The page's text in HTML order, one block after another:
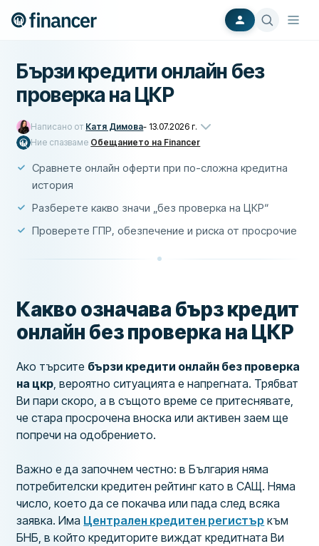
Бързи кредити онлайн без
проверка на ЦКР
Написано от Катя Димова- 13.07.2026 г.
Ние спазваме Обещанието на Financer
Сравнете онлайн оферти при по-сложна кредитна
история
Разберете какво значи „без проверка на ЦКР“
Проверете ГПР, обезпечение и риска от просрочие
Какво означава бърз кредит
онлайн без проверка на ЦКР
Ако търсите бързи кредити онлайн без проверка
на цкр, вероятно ситуацията е напрегната. Трябват
Ви пари скоро, а в същото време се притеснявате,
че стара просрочена вноска или активен заем ще
попречи на одобрението.
Важно е да започнем честно: в България няма
потребителски кредитен рейтинг като в САЩ. Няма
число, което да се покачва или пада след всяка
заявка. Има Централен кредитен регистър към
БНБ, в който кредиторите виждат кредитната Ви